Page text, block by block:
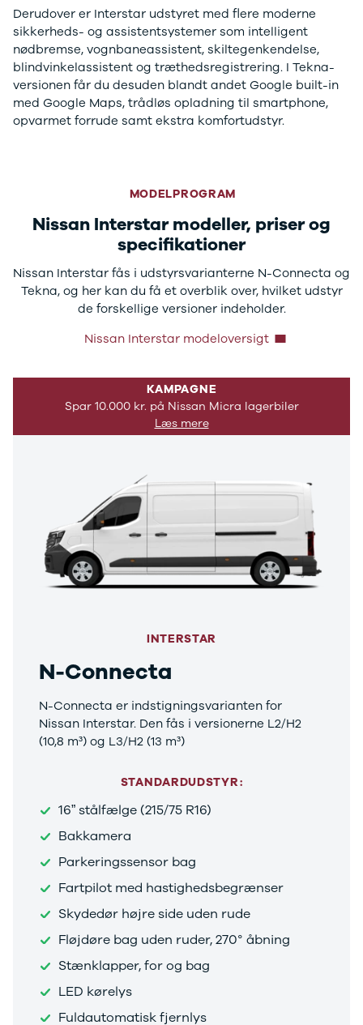
Derudover er Interstar udstyret med flere moderne
sikkerheds- og assistentsystemer som intelligent
nødbremse, vognbaneassistent, skiltegenkendelse,
blindvinkelassistent og træthedsregistrering. I Tekna-
versionen får du desuden blandt andet Google built-in
med Google Maps, trådløs opladning til smartphone,
opvarmet forrude samt ekstra komfortudstyr.
MODELPROGRAM
Nissan Interstar modeller, priser og
specifikationer
Nissan Interstar fås i udstyrsvarianterne N-Connecta og
Tekna, og her kan du få et overblik over, hvilket udstyr
de forskellige versioner indeholder.
Nissan Interstar modeloversigt
KAMPAGNE
Spar 10.000 kr. på Nissan Micra lagerbiler
Læs mere
INTERSTAR
N-Connecta
N-Connecta er indstigningsvarianten for
Nissan Interstar. Den fås i versionerne L2/H2
(10,8 m³) og L3/H2 (13 m³)
STANDARDUDSTYR:
16” stålfælge (215/75 R16)
Bakkamera
Parkeringssensor bag
Fartpilot med hastighedsbegrænser
Skydedør højre side uden rude
Fløjdøre bag uden ruder, 270° åbning
Stænklapper, for og bag
LED kørelys
Fuldautomatisk fjernlys